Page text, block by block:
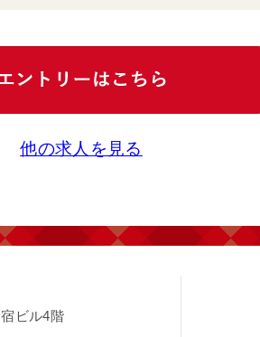
ビル4階